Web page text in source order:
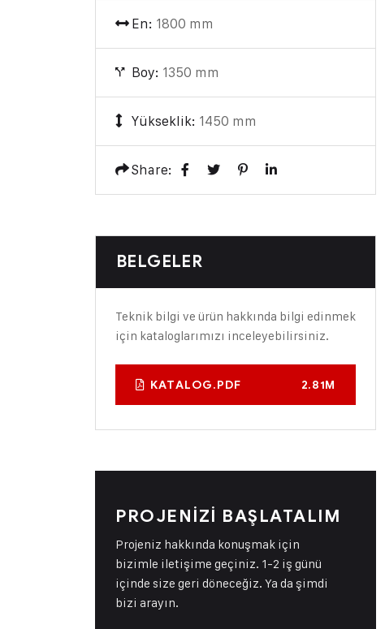
En: 1800 mm
Boy: 1350 mm
Yükseklik: 1450 mm
Share:
BELGELER
Teknik bilgi ve ürün hakkında bilgi edinmek
için kataloglarımızı inceleyebilirsiniz.
KATALOG.PDF 2.81M
PROJENİZİ BAŞLATALIM
Projeniz hakkında konuşmak için
bizimle iletişime geçiniz. 1-2 iş günü
içinde size geri döneceğiz. Ya da şimdi
bizi arayın.